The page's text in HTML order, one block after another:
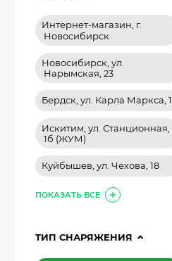
Интернет-магазин, г.
Новосибирск
Новосибирск, ул.
Нарымская, 23
Бердск, ул. Карла Маркса, 1
Искитим, ул. Станционная,
1б (ЖУМ)
Куйбышев, ул. Чехова, 18
ПОКАЗАТЬ ВСЕ
ТИП СНАРЯЖЕНИЯ